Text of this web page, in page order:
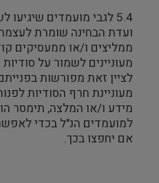
5.4 לגבי מועמדים
ועדת הבחינה שומרת
ממליצים ו/או ממעסיקים
מעוניינים לשמור על
לציין זאת מפורשות
מעוניינת חרף הסודיות
מידע ו/או המלצה, תימסר
למועמדים הנ"ל בכדי
אם יחפצו בכך.